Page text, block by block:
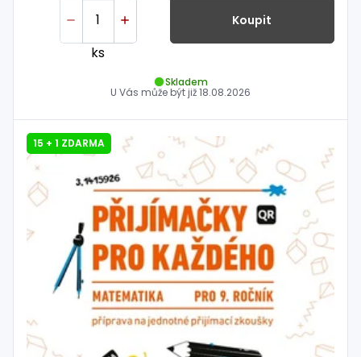
ks
Koupit
Skladem
U Vás může být již18.08.2026
15 + 1 ZDARMA